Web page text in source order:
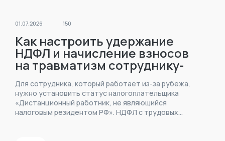
01.07.2026 150
Как настроить удержание
НДФЛ и начисление взносов
на травматизм сотруднику-
иностранцу за рубежом в
1С:ЗУП?
Для сотрудника, который работает из-за рубежа,
нужно установить статус налогоплательщика
«Дистанционный работник, не являющийся
налоговым резидентом РФ». НДФЛ с трудовых